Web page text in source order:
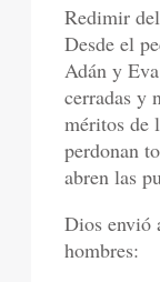
Redimir
Desde el
Adán y
cerradas y
méritos de
perdonan
abren las
Dios envió
hombres: